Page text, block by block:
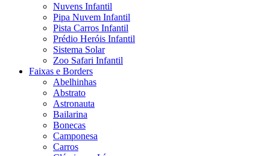
Nuvens Infantil
Pipa Nuvem Infantil
Pista Carros Infantil
Prédio Heróis Infantil
Sistema Solar
Zoo Safari Infantil
Faixas e Borders
Abelhinhas
Abstrato
Astronauta
Bailarina
Bonecas
Camponesa
Carros